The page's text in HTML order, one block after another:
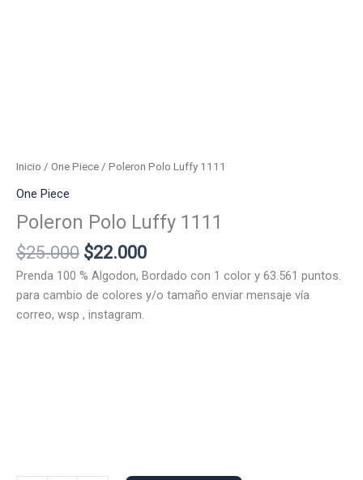
Inicio / One Piece / Poleron Polo Luffy 1111
One Piece
Poleron Polo Luffy 1111
$25.000 El
precio
original
era:
$22.000El
precio
actual
Prenda 100 % Algodon, Bordado con 1 color y 63.561 puntos.
para cambio de colores y/o tamaño enviar mensaje vía
correo, wsp , instagram.